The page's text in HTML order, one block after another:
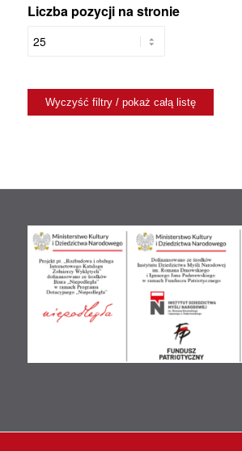
Liczba pozycji na stronie